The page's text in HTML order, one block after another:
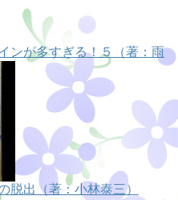
ンが多すぎる！５（著：雨
脱出（著：小林泰三）